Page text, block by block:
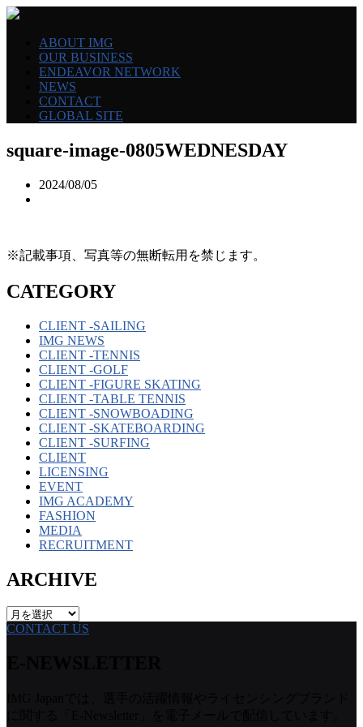
ABOUT IMG
OUR BUSINESS
ENDEAVOR NETWORK
NEWS
CONTACT
GLOBAL SITE
square-image-0805WEDNESDAY
2024/08/05
※記載事項、写真等の無断転用を禁じます。
CATEGORY
CLIENT -SAILING
IMG NEWS
CLIENT -TENNIS
CLIENT -GOLF
CLIENT -FIGURE SKATING
CLIENT -TABLE TENNIS
CLIENT -SNOWBOADING
CLIENT -SKATEBOARDING
CLIENT -SURFING
CLIENT
LICENSING
EVENT
IMG ACADEMY
FASHION
MEDIA
RECRUITMENT
ARCHIVE
ARCHIVE
CONTACT US